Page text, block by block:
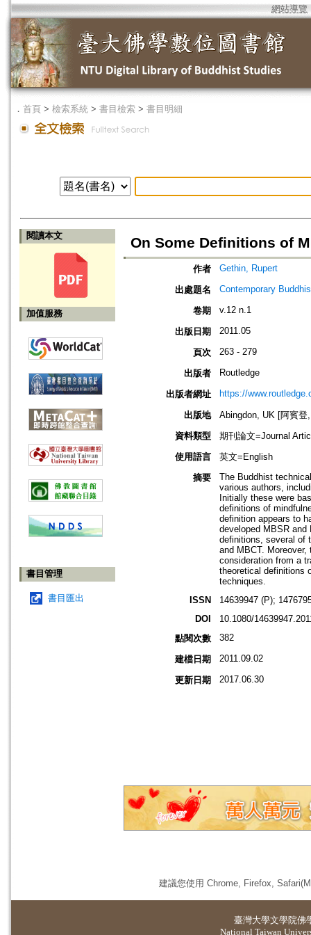
網站導覽
． 首頁 > 檢索系統 > 書目檢索 > 書目明細
閱讀本文
加值服務
書目管理
書目匯出
On Some Definitions of
作者 Gethin, Rupert
出處題名 Contemporary
卷期 v.12 n.1
出版日期 2011.05
頁次 263 - 279
出版者 Routledge
出版者網址 https://
出版地
Abingdon, UK [阿賓登
資料類型
期刊論文=Journal
使用語言
英文=English
摘要
The Buddhist
various authors,
Initially these were
definitions of
definition appears to
developed MBSR
definitions, several of
and MBCT. Moreover,
consideration from a
theoretical definitions
techniques.
ISSN
14639947 (P);
DOI
10.1080/
點閱次數
382
建檔日期 2011.09.02
更新日期 2017.06.30
建議您使用 Chrome, Firefox,
臺灣大學文學院佛
National Taiwan